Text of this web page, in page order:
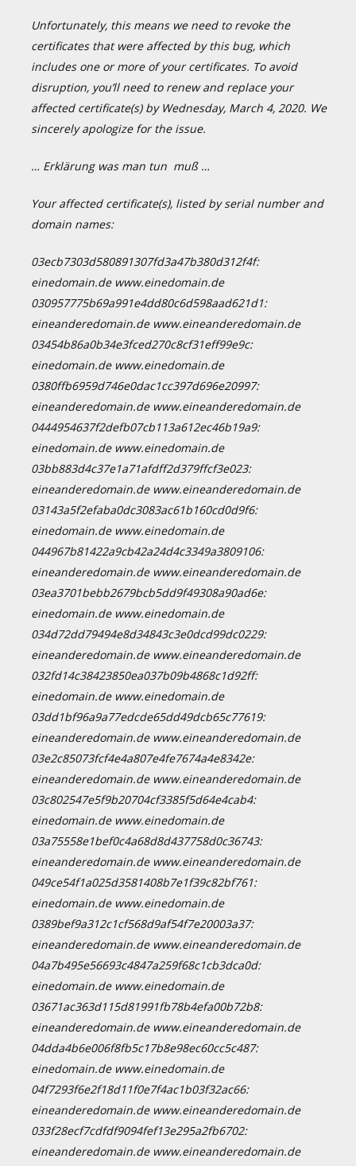
Unfortunately, this means we need to revoke the
certificates that were affected by this bug, which
includes one or more of your certificates. To avoid
disruption, you’ll need to renew and replace your
affected certificate(s) by Wednesday, March 4, 2020. We
sincerely apologize for the issue.
… Erklärung was man tun muß …
Your affected certificate(s), listed by serial number and
domain names:
03ecb7303d580891307fd3a47b380d312f4f:
einedomain.de www.einedomain.de
030957775b69a991e4dd80c6d598aad621d1:
eineanderedomain.de www.eineanderedomain.de
03454b86a0b34e3fced270c8cf31eff99e9c:
einedomain.de www.einedomain.de
0380ffb6959d746e0dac1cc397d696e20997:
eineanderedomain.de www.eineanderedomain.de
0444954637f2defb07cb113a612ec46b19a9:
einedomain.de www.einedomain.de
03bb883d4c37e1a71afdff2d379ffcf3e023:
eineanderedomain.de www.eineanderedomain.de
03143a5f2efaba0dc3083ac61b160cd0d9f6:
einedomain.de www.einedomain.de
044967b81422a9cb42a24d4c3349a3809106:
eineanderedomain.de www.eineanderedomain.de
03ea3701bebb2679bcb5dd9f49308a90ad6e:
einedomain.de www.einedomain.de
034d72dd79494e8d34843c3e0dcd99dc0229:
eineanderedomain.de www.eineanderedomain.de
032fd14c38423850ea037b09b4868c1d92ff:
einedomain.de www.einedomain.de
03dd1bf96a9a77edcde65dd49dcb65c77619:
eineanderedomain.de www.eineanderedomain.de
03e2c85073fcf4e4a807e4fe7674a4e8342e:
eineanderedomain.de www.eineanderedomain.de
03c802547e5f9b20704cf3385f5d64e4cab4:
einedomain.de www.einedomain.de
03a75558e1bef0c4a68d8d437758d0c36743:
eineanderedomain.de www.eineanderedomain.de
049ce54f1a025d3581408b7e1f39c82bf761:
einedomain.de www.einedomain.de
0389bef9a312c1cf568d9af54f7e20003a37:
eineanderedomain.de www.eineanderedomain.de
04a7b495e56693c4847a259f68c1cb3dca0d:
einedomain.de www.einedomain.de
03671ac363d115d81991fb78b4efa00b72b8:
eineanderedomain.de www.eineanderedomain.de
04dda4b6e006f8fb5c17b8e98ec60cc5c487:
einedomain.de www.einedomain.de
04f7293f6e2f18d11f0e7f4ac1b03f32ac66:
eineanderedomain.de www.eineanderedomain.de
033f28ecf7cdfdf9094fef13e295a2fb6702:
eineanderedomain.de www.eineanderedomain.de